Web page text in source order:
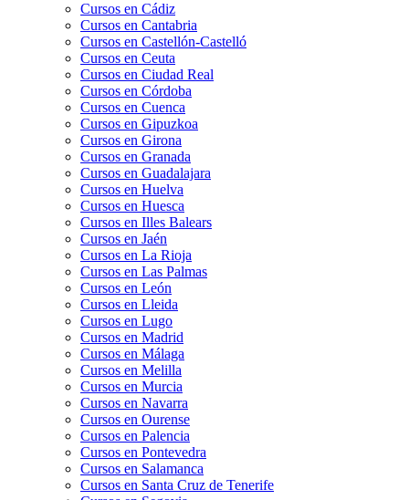
Cursos en Cádiz
Cursos en Cantabria
Cursos en Castellón-Castelló
Cursos en Ceuta
Cursos en Ciudad Real
Cursos en Córdoba
Cursos en Cuenca
Cursos en Gipuzkoa
Cursos en Girona
Cursos en Granada
Cursos en Guadalajara
Cursos en Huelva
Cursos en Huesca
Cursos en Illes Balears
Cursos en Jaén
Cursos en La Rioja
Cursos en Las Palmas
Cursos en León
Cursos en Lleida
Cursos en Lugo
Cursos en Madrid
Cursos en Málaga
Cursos en Melilla
Cursos en Murcia
Cursos en Navarra
Cursos en Ourense
Cursos en Palencia
Cursos en Pontevedra
Cursos en Salamanca
Cursos en Santa Cruz de Tenerife